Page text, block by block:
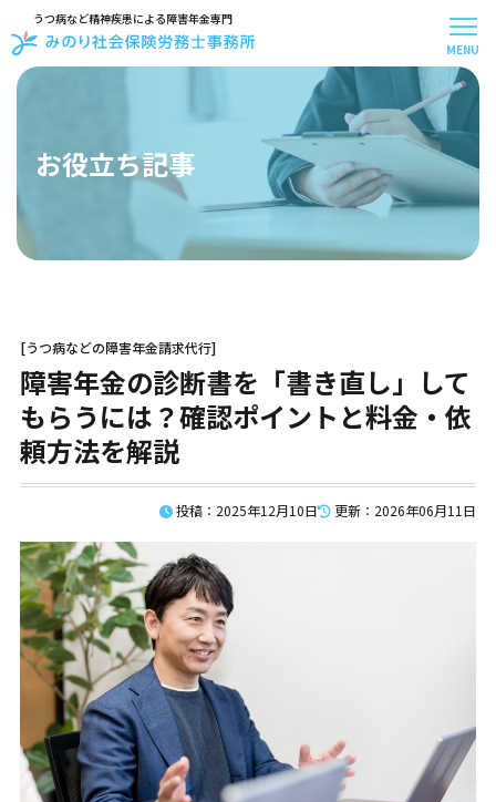
うつ病など精神疾患による障害年金専門
MENU
お役立ち記事
[うつ病などの障害年金請求代行]
障害年金の診断書を「書き直し」して
もらうには？確認ポイントと料金・依
頼方法を解説
投稿：2025年12月10日 更新：2026年06月11日
スタッフ紹介
お客様アンケート
お問い合わせ
はじめての方へ
料金について
お手続きの流れ
30秒で無料診断
よくある質問
障害年金の基礎知識
疾病別の障害年金請求代行
うつ病
双極性障害・躁うつ病
統合失調症
ADHD・注意欠如多動症
ASD・自閉スペクトラム症
てんかん
知的障害
受給事例